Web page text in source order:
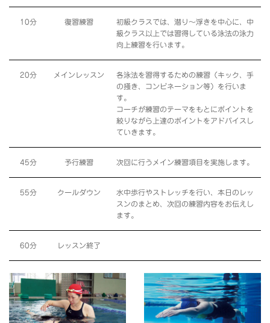
10分 復習練習
初級クラスでは、潜り〜浮きを中心に、中
級クラス以上では習得している泳法の泳力
向上練習を行います。
20分 メインレッスン
各泳法を習得するための練習（キック、手
の掻き、コンビネーション等）を行いま
す。
コーチが練習のテーマをもとにポイントを
絞りながら上達のポイントをアドバイスし
ていきます。
45分 予行練習 次回に行うメイン練習項目を実施します。
55分 クールダウン
水中歩行やストレッチを行い、本日のレッ
スンのまとめ、次回の練習内容をお伝えし
ます。
60分 レッスン終了